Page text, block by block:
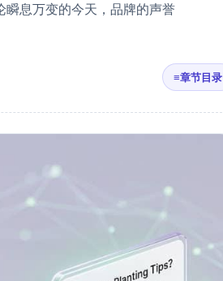
息万变的今天，品牌的声誉
≡章节目录